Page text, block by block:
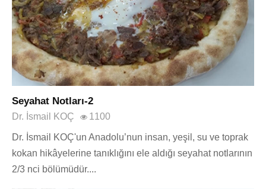
Seyahat Notları-2
Dr. İsmail KOÇ 1100
Dr. İsmail KOÇ'un Anadolu’nun insan, yeşil, su ve toprak
kokan hikâyelerine tanıklığını ele aldığı seyahat notlarının
2/3 nci bölümüdür....